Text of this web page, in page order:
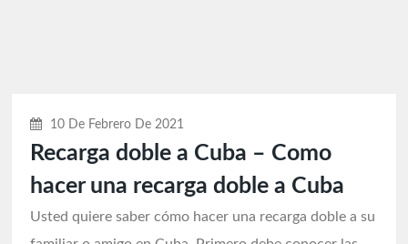
10 De Febrero De 2021
Recarga doble a Cuba – Como
hacer una recarga doble a Cuba
Usted quiere saber cómo hacer una recarga doble a su